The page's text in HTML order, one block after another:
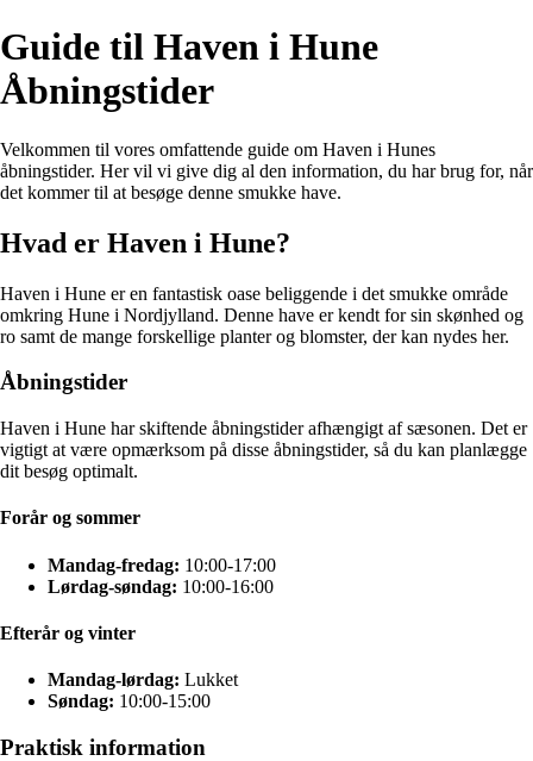
Guide til Haven i Hune
Åbningstider
Velkommen til vores omfattende guide om Haven i Hunes
åbningstider. Her vil vi give dig al den information, du har brug for, når
det kommer til at besøge denne smukke have.
Hvad er Haven i Hune?
Haven i Hune er en fantastisk oase beliggende i det smukke område
omkring Hune i Nordjylland. Denne have er kendt for sin skønhed og
ro samt de mange forskellige planter og blomster, der kan nydes her.
Åbningstider
Haven i Hune har skiftende åbningstider afhængigt af sæsonen. Det er
vigtigt at være opmærksom på disse åbningstider, så du kan planlægge
dit besøg optimalt.
Forår og sommer
Mandag-fredag: 10:00-17:00
Lørdag-søndag: 10:00-16:00
Efterår og vinter
Mandag-lørdag: Lukket
Søndag: 10:00-15:00
Praktisk information